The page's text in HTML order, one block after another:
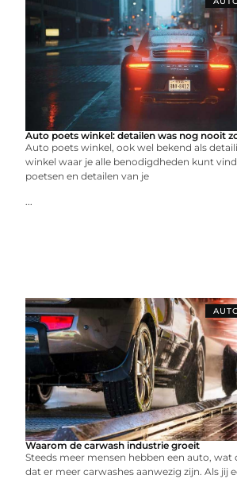
Auto poets winkel: detailen was nog nooit
Auto poets winkel, ook wel bekend als
winkel waar je alle benodigdheden kunt
poetsen en detailen van je
...
Waarom de carwash industrie groeit
Steeds meer mensen hebben een auto, wat
dat er meer carwashes aanwezig zijn. Als jij